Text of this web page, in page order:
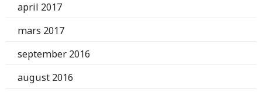
april 2017
mars 2017
september 2016
august 2016